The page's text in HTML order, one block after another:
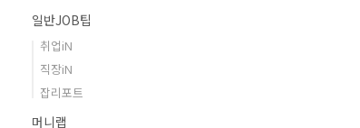
일반JOB팁
취업iN
직장iN
잡리포트
머니랩